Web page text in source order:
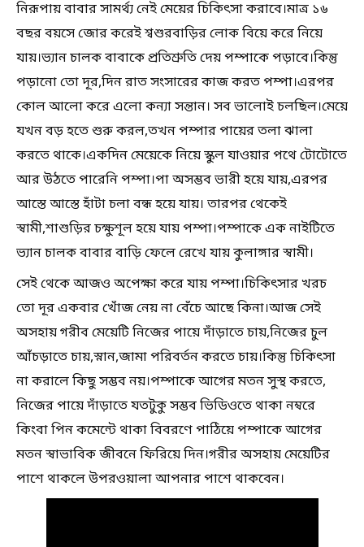
নিরূপায় বাবার সামর্থ্য নেই মেয়ের চিকিৎসা করাবে।মাত্র ১৬
বছর বয়সে জোর করেই শ্বশুরবাড়ির লোক বিয়ে করে নিয়ে
যায়।ভ্যান চালক বাবাকে প্রতিশ্রুতি দেয় পম্পাকে পড়াবে।কিন্তু
পড়ানো তো দূর,দিন রাত সংসারের কাজ করত পম্পা।এরপর
কোল আলো করে এলো কন্যা সন্তান। সব ভালোই চলছিল।মেয়ে
যখন বড় হতে শুরু করল,তখন পম্পার পায়ের তলা ঝালা
করতে থাকে।একদিন মেয়েকে নিয়ে স্কুল যাওয়ার পথে টোটোতে
আর উঠতে পারেনি পম্পা।পা অসম্ভব ভারী হয়ে যায়,এরপর
আস্তে আস্তে হাঁটা চলা বন্ধ হয়ে যায়। তারপর থেকেই
স্বামী,শাশুড়ির চক্ষুশূল হয়ে যায় পম্পা।পম্পাকে এক নাইটিতে
ভ্যান চালক বাবার বাড়ি ফেলে রেখে যায় কুলাঙ্গার স্বামী।
সেই থেকে আজও অপেক্ষা করে যায় পম্পা।চিকিৎসার খরচ
তো দূর একবার খোঁজ নেয় না বেঁচে আছে কিনা।আজ সেই
অসহায় গরীব মেয়েটি নিজের পায়ে দাঁড়াতে চায়,নিজের চুল
আঁচড়াতে চায়,স্নান,জামা পরিবর্তন করতে চায়।কিন্তু চিকিৎসা
না করালে কিছু সম্ভব নয়।পম্পাকে আগের মতন সুস্থ করতে,
নিজের পায়ে দাঁড়াতে যতটুকু সম্ভব ভিডিওতে থাকা নম্বরে
কিংবা পিন কমেন্টে থাকা বিবরণে পাঠিয়ে পম্পাকে আগের
মতন স্বাভাবিক জীবনে ফিরিয়ে দিন।গরীর অসহায় মেয়েটির
পাশে থাকলে উপরওয়ালা আপনার পাশে থাকবেন।